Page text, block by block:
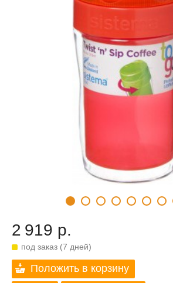
2 919 р.
под заказ (7 дней)
Положить в корзину